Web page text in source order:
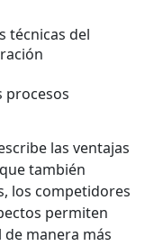
técnicas del
procesos
las ventajas
también
los competidores
permiten
manera más